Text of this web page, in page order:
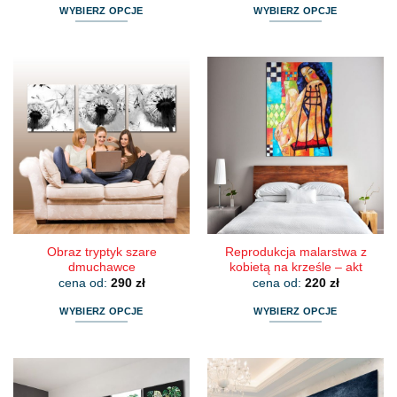
WYBIERZ OPCJE
wiele
wariantów.
Opcje
można
wybrać
na
stronie
produktu
WYBIERZ OPCJE
ma
wiele
wariantów.
Opcje
można
wybrać
na
stronie
produktu
Obraz tryptyk szare
dmuchawce
cena od: 290 zł
WYBIERZ OPCJE
Reprodukcja malarstwa z
kobietą na krześle – akt
cena od: 220 zł
WYBIERZ OPCJE
ma
wiele